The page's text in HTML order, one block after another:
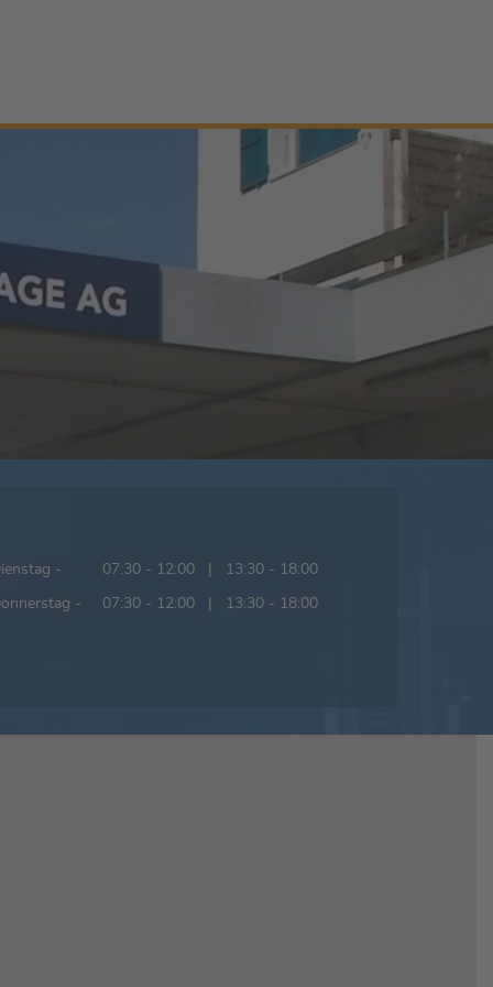
- 07:30 - 12:00 | 13:30 - 18:00
- 07:30 - 12:00 | 13:30 - 18:00